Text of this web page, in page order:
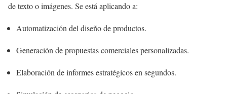
de texto o imágenes. Se está aplicando a:
Automatización del diseño de productos.
Generación de propuestas comerciales personalizadas.
Elaboración de informes estratégicos en segundos.